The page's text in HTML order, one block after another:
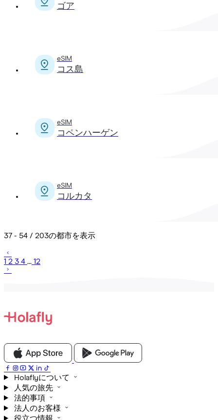
ゴア
eSIM
コス島
eSIM
コペンハーゲン
eSIM
コルカタ
37 - 54 / 203の都市を表示
1 2 3 4 ... 12
Holaflyについて
人気の旅先
法的事項
法人のお客様
役立つ情報